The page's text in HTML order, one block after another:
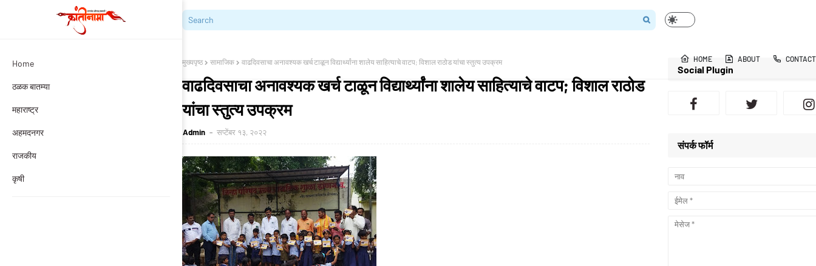
Home
ठळक बातम्या
महाराष्ट्र
अहमदनगर
राजकीय
कृषी
HOME ABOUT CONTACT
मुख्यपृष्ठ सामाजिक वाढदिवसाचा अनावश्यक खर्च टाळून विद्यार्थ्यांना शालेय साहित्याचे वाटप; विशाल राठोड यांचा स्तुत्य उपक्रम
वाढदिवसाचा अनावश्यक खर्च टाळून विद्यार्थ्यांना शालेय साहित्याचे वाटप; विशाल राठोड
यांचा स्तुत्य उपक्रम
Admin सप्टेंबर १३, २०२२
Social Plugin
संपर्क फॉर्म